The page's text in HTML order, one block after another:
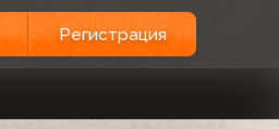
Регистрация